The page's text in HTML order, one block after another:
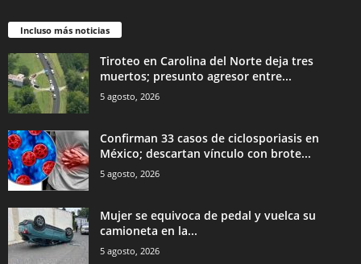
Incluso más noticias
Tiroteo en Carolina del Norte deja tres
muertos; presunto agresor entre...
5 agosto, 2026
Confirman 33 casos de ciclosporiasis en
México; descartan vínculo con brote...
5 agosto, 2026
Mujer se equivoca de pedal y vuelca su
camioneta en la...
5 agosto, 2026